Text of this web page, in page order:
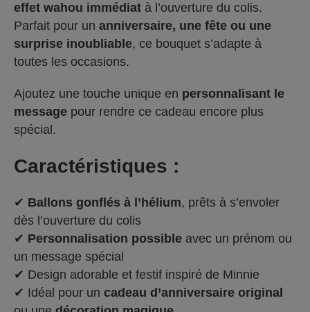
effet wahou immédiat à l’ouverture du colis.
Parfait pour un anniversaire, une fête ou une
surprise inoubliable, ce bouquet s’adapte à
toutes les occasions.
Ajoutez une touche unique en personnalisant le
message pour rendre ce cadeau encore plus
spécial.
Caractéristiques :
✔ Ballons gonflés à l’hélium, prêts à s’envoler
dès l’ouverture du colis
✔ Personnalisation possible avec un prénom ou
un message spécial
✔ Design adorable et festif inspiré de Minnie
✔ Idéal pour un cadeau d’anniversaire original